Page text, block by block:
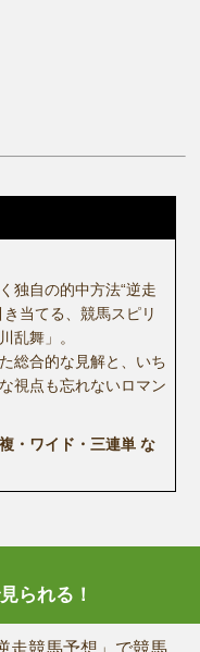
独自の的中方法“逆走
当てる、競馬スピリ
乱舞」。
総合的な見解と、いち
視点も忘れないロマン
・ワイド・三連単 な
られる！
走競馬予想」で競馬